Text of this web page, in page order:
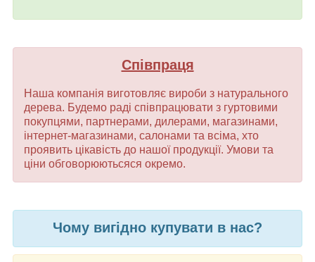
Співпраця
Наша компанія виготовляє вироби з натурального
дерева. Будемо раді співпрацювати з гуртовими
покупцями, партнерами, дилерами, магазинами,
інтернет-магазинами, салонами та всіма, хто
проявить цікавість до нашої продукції. Умови та
ціни обговорюютьсяся окремо.
Чому вигідно купувати в нас?